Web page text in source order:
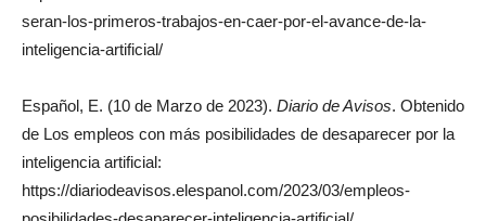
seran-los-primeros-trabajos-en-caer-por-el-avance-de-la-
inteligencia-artificial/
Español, E. (10 de Marzo de 2023). Diario de Avisos. Obtenido
de Los empleos con más posibilidades de desaparecer por la
inteligencia artificial:
https://diariodeavisos.elespanol.com/2023/03/empleos-